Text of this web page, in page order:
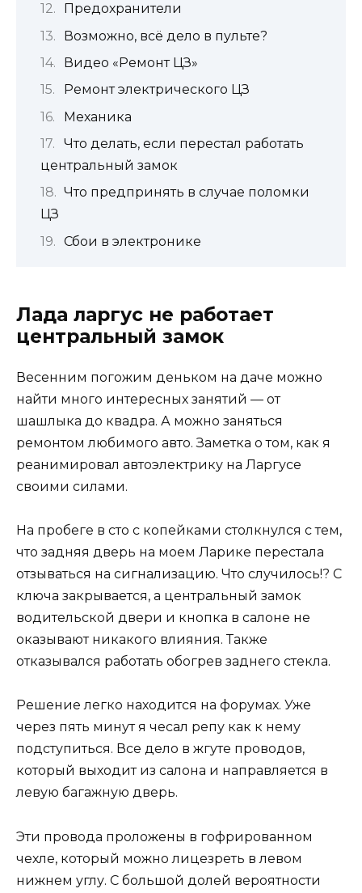
Предохранители
Возможно, всё дело в пульте?
Видео «Ремонт ЦЗ»
Ремонт электрического ЦЗ
Механика
Что делать, если перестал работать
центральный замок
Что предпринять в случае поломки
ЦЗ
Сбои в электронике
Лада ларгус не работает
центральный замок
Весенним погожим деньком на даче можно
найти много интересных занятий — от
шашлыка до квадра. А можно заняться
ремонтом любимого авто. Заметка о том, как я
реанимировал автоэлектрику на Ларгусе
своими силами.
На пробеге в сто с копейками столкнулся с тем,
что задняя дверь на моем Ларике перестала
отзываться на сигнализацию. Что случилось!? С
ключа закрывается, а центральный замок
водительской двери и кнопка в салоне не
оказывают никакого влияния. Также
отказывался работать обогрев заднего стекла.
Решение легко находится на форумах. Уже
через пять минут я чесал репу как к нему
подступиться. Все дело в жгуте проводов,
который выходит из салона и направляется в
левую багажную дверь.
Эти провода проложены в гофрированном
чехле, который можно лицезреть в левом
нижнем углу. С большой долей вероятности